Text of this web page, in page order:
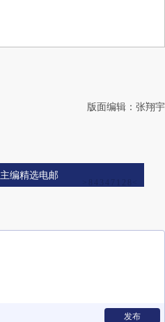
版面编辑：张翔宇
编精选电邮
发布